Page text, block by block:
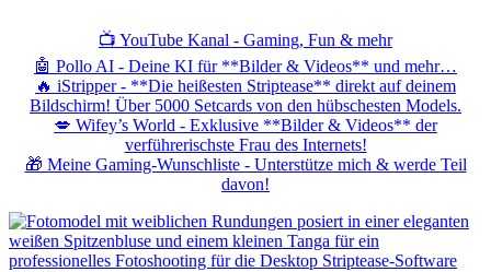
📺 YouTube Kanal - Gaming, Fun & mehr
🤖 Pollo AI - Deine KI für **Bilder & Videos** und mehr…
🔥 iStripper - **Die heißesten Striptease** direkt auf deinem
Bildschirm! Über 5000 Setcards von den hübschesten Models.
💋 Wifey’s World - Exklusive **Bilder & Videos** der
verführerischste Frau des Internets!
🎁 Meine Gaming-Wunschliste - Unterstütze mich & werde Teil
davon!